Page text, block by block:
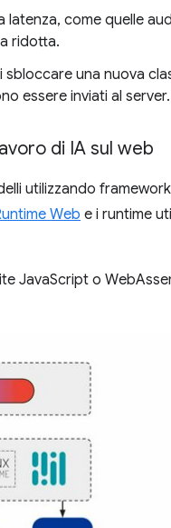
come quelle
ridotta.
una nuova
essere inviati al server.
di IA sul web
utilizzando
Web e i runtime
JavaScript o